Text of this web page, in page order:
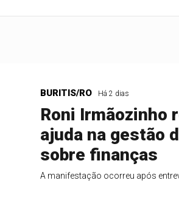
BURITIS/RO Há 2 dias
Roni Irmãozinho
ajuda na gestão
sobre finanças
A manifestação ocorreu após